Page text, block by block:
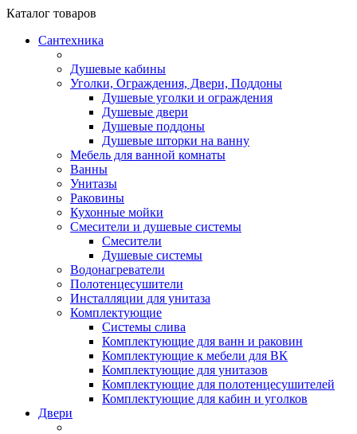
Каталог товаров
Сантехника
Душевые кабины
Уголки, Ограждения, Двери, Поддоны
Душевые уголки и ограждения
Душевые двери
Душевые поддоны
Душевые шторки на ванну
Мебель для ванной комнаты
Ванны
Унитазы
Раковины
Кухонные мойки
Смесители и душевые системы
Смесители
Душевые системы
Водонагреватели
Полотенцесушители
Инсталляции для унитаза
Комплектующие
Системы слива
Комплектующие для ванн и раковин
Комплектующие к мебели для ВК
Комплектующие для унитазов
Комплектующие для полотенцесушителей
Комплектующие для кабин и уголков
Двери